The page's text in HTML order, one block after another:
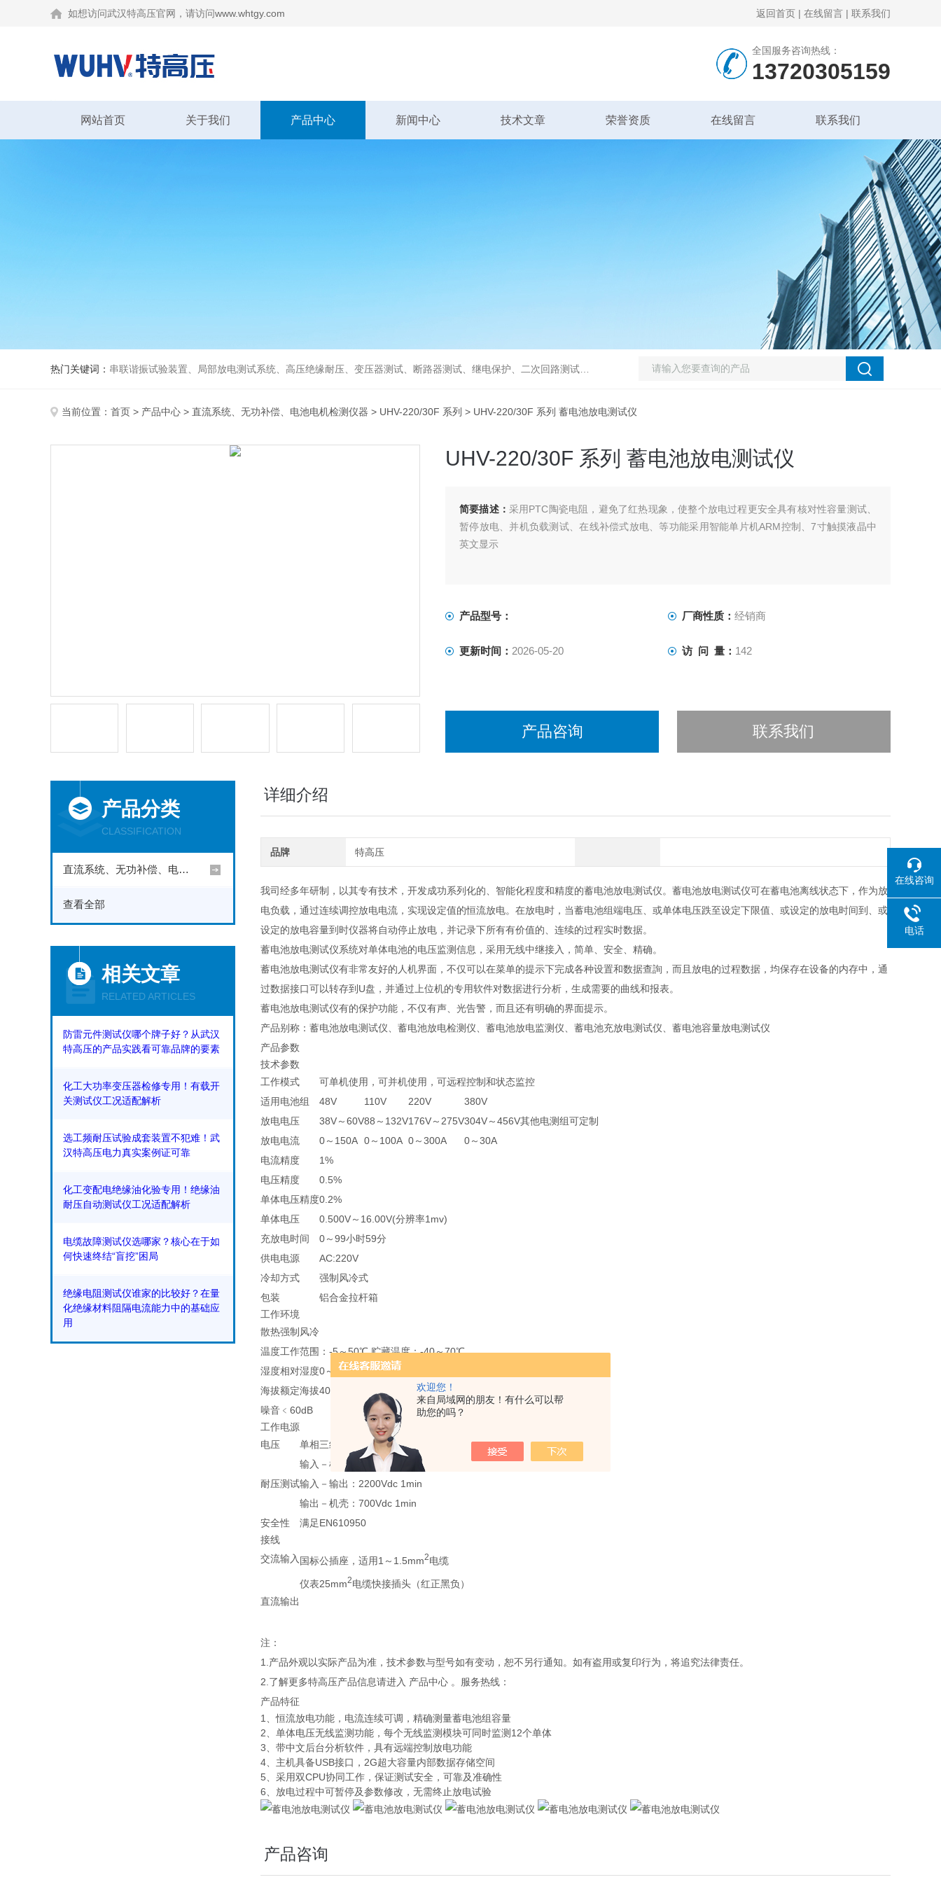
欢迎您！
来自局域网的朋友！有什么可以帮
助您的吗？
如想访问武汉特高压官网，请访问www.whtgy.com 返回首页 | 在线留言 | 联系我们
全国服务咨询热线：
13720305159
网站首页 关于我们 产品中心 新闻中心 技术文章 荣誉资质 在线留言 联系我们
热门关键词： 串联谐振试验装置、局部放电测试系统、高压绝缘耐压、变压器测试、断路器测试、继电保护、二次回路测试、电
当前位置： 首页 > 产品中心 > 直流系统、无功补偿、电池电机检测仪器 > UHV-220/30F 系列 > UHV-220/30F 系列 蓄电池放电测试仪
UHV-220/30F 系列 蓄电池放电测试仪
简要描述： 采用PTC陶瓷电阻，避免了红热现象，使整个放电过程更安全具有核对性容量测试、
暂停放电、并机负载测试、在线补偿式放电、等功能采用智能单片机ARM控制、7寸触摸液晶中
英文显示
产品型号： 厂商性质： 经销商
更新时间： 2026-05-20 访 问 量： 142
产品咨询 联系我们
产品分类
CLASSIFICATION
直流系统、无功补偿、电池电机检测仪器
查看全部
相关文章
RELATED ARTICLES
防雷元件测试仪哪个牌子好？从武汉
特高压的产品实践看可靠品牌的要素
化工大功率变压器检修专用！有载开
关测试仪工况适配解析
选工频耐压试验成套装置不犯难！武
汉特高压电力真实案例证可靠​
化工变配电绝缘油化验专用！绝缘油
耐压自动测试仪工况适配解析
电缆故障测试仪选哪家？核心在于如
何快速终结“盲挖”困局
绝缘电阻测试仪谁家的比较好？在量
化绝缘材料阻隔电流能力中的基础应
用
详细介绍
品牌 特高压
我司经多年研制，以其专有技术，开发成功系列化的、智能化程度和精度的蓄电池放电测试仪。蓄电池放电测试仪可在蓄电池离线状态下，作为放
电负载，通过连续调控放电电流，实现设定值的恒流放电。在放电时，当蓄电池组端电压、或单体电压跌至设定下限值、或设定的放电时间到、或
设定的放电容量到时仪器将自动停止放电，并记录下所有有价值的、连续的过程实时数据。
蓄电池放电测试仪系统对单体电池的电压监测信息，采用无线中继接入，简单、安全、精确。
蓄电池放电测试仪有非常友好的人机界面，不仅可以在菜单的提示下完成各种设置和数据查詢，而且放电的过程数据，均保存在设备的内存中，通
过数据接口可以转存到U盘，并通过上位机的专用软件对数据进行分析，生成需要的曲线和报表。
蓄电池放电测试仪有的保护功能，不仅有声、光告警，而且还有明确的界面提示。
产品别称：蓄电池放电测试仪、蓄电池放电检测仪、蓄电池放电监测仪、蓄电池充放电测试仪、蓄电池容量放电测试仪
产品参数
技术参数
工作模式
可单机使用，可并机使用，可远程控制和状态监控
适用电池组
48V 110V 220V
380V
其他电测组可定制
放电电压 38V～60V88～132V176V～275V304V～456V
放电电流
0～150A 0～100A 0～300A
0～30A
电流精度
1%
电压精度
0.5%
单体电压精度0.2%
单体电压
0.500V～16.00V(分辨率1mv)
充放电时间
0～99小时59分
供电电源
AC:220V
冷却方式
强制风冷式
包装
铝合金拉杆箱
工作环境
散热强制风冷
温度工作范围：-5～50℃ 贮藏温度：-40～70℃
湿度相对湿度0～90%（40±2℃）
海拔额定海拔4000米
噪音 ﹤60dB
工作电源
电压
单相三线制: 220V AC （–20%～+30%），频率:45～65Hz
耐压测试
输入－机壳：2200Vdc 1min
输入－输出：2200Vdc 1min
输出－机壳：700Vdc 1min
安全性
满足EN610950
接线
交流输入 国标公插座，适用1～1.5mm2电缆
直流输出
仪表25mm2电缆快接插头（红正黑负）
注：
1.产品外观以实际产品为准，技术参数与型号如有变动，恕不另行通知。如有盗用或复印行为，将追究法律责任。
2.了解更多特高压产品信息请进入 产品中心 。服务热线：
产品特征
1、恒流放电功能，电流连续可调，精确测量蓄电池组容量
2、单体电压无线监测功能，每个无线监测模块可同时监测12个单体
3、带中文后台分析软件，具有远端控制放电功能
4、主机具备USB接口，2G超大容量内部数据存储空间
5、采用双CPU协同工作，保证测试安全，可靠及准确性
6、放电过程中可暂停及参数修改，无需终止放电试验
产品咨询
在线咨询
电话